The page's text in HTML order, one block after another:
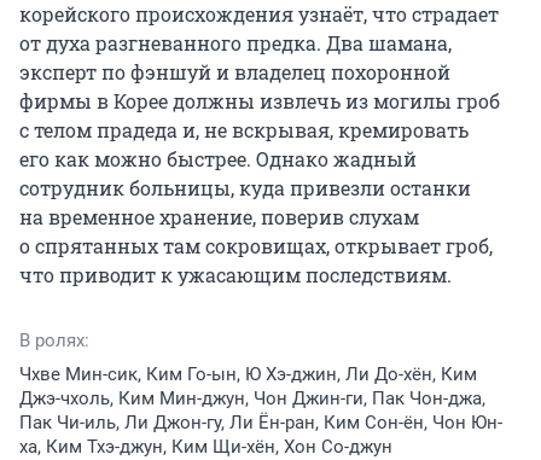
корейского происхождения узнаёт, что страдает
от духа разгневанного предка. Два шамана,
эксперт по фэншуй и владелец похоронной
фирмы в Корее должны извлечь из могилы гроб
с телом прадеда и, не вскрывая, кремировать
его как можно быстрее. Однако жадный
сотрудник больницы, куда привезли останки
на временное хранение, поверив слухам
о спрятанных там сокровищах, открывает гроб,
что приводит к ужасающим последствиям.
В ролях:
Чхве Мин-сик, Ким Го-ын, Ю Хэ-джин, Ли До-хён, Ким
Джэ-чхоль, Ким Мин-джун, Чон Джин-ги, Пак Чон-джа,
Пак Чи-иль, Ли Джон-гу, Ли Ён-ран, Ким Сон-ён, Чон Юн-
ха, Ким Тхэ-джун, Ким Щи-хён, Хон Со-джун